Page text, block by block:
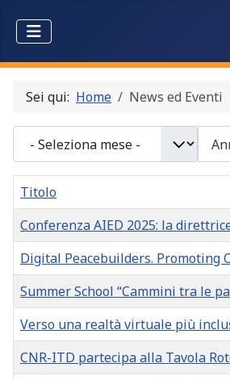
Sei qui: Home News ed Eventi
Titolo
Conferenza AIED 2025: la
Digital Peacebuilders. Promoting
Summer School “Cammini tra le
Verso una realtà virtuale più
CNR-ITD partecipa alla Tavola